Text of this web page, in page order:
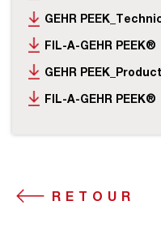
GEHR
FIL-A-GEHR PEEK®
GEHR
FIL-A-GEHR PEEK®
RETOUR